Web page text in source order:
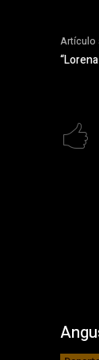
Artículo